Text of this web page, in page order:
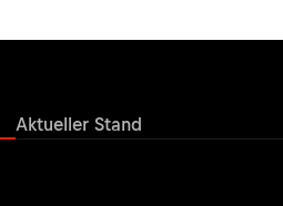
Aktueller Stand